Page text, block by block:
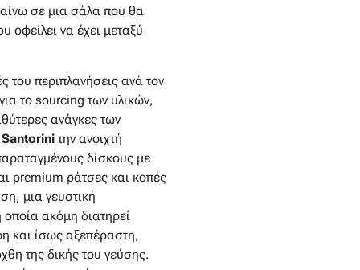
σε μια σάλα που θα
οφείλει να έχει μεταξύ
του περιπλανήσεις ανά τον
το sourcing των υλικών,
ανάγκες των
την ανοιχτή
δίσκους με
premium ράτσες και κοπές
μια γευστική
ακόμη διατηρεί
και ίσως αξεπέραστη,
της δικής του γεύσης.